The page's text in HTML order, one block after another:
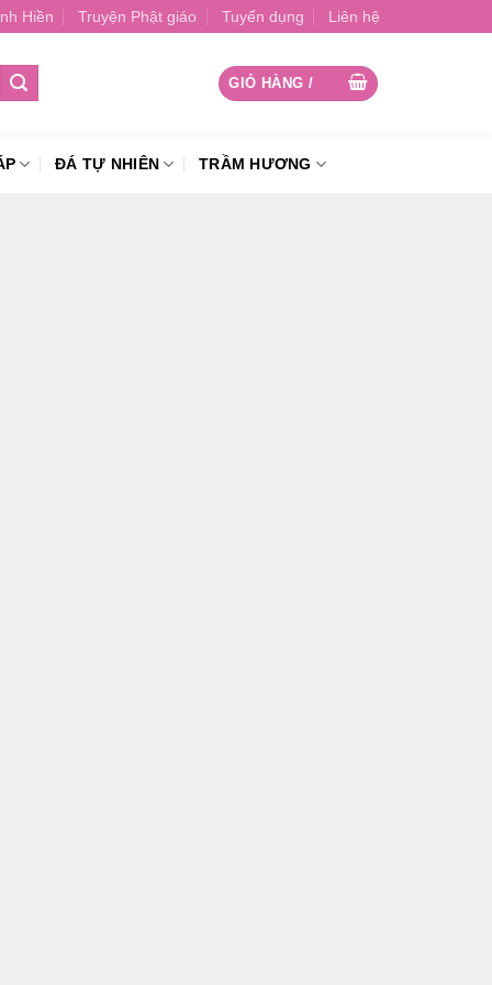
Hiền Truyện Phật giáo Tuyển dụng Liên hệ
GIỎ HÀNG /
ĐÁ TỰ NHIÊN TRẦM HƯƠNG